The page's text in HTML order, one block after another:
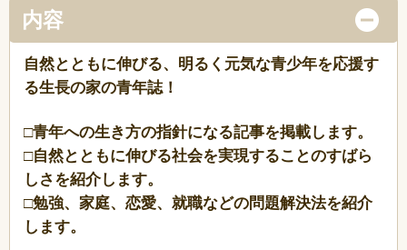
内容
自然とともに伸びる、明るく元気な青少年を応援す
る生長の家の青年誌！
□青年への生き方の指針になる記事を掲載します。
□自然とともに伸びる社会を実現することのすばら
しさを紹介します。
□勉強、家庭、恋愛、就職などの問題解決法を紹介
します。